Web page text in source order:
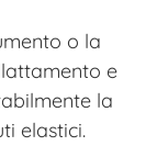
o la
e
la
elastici.